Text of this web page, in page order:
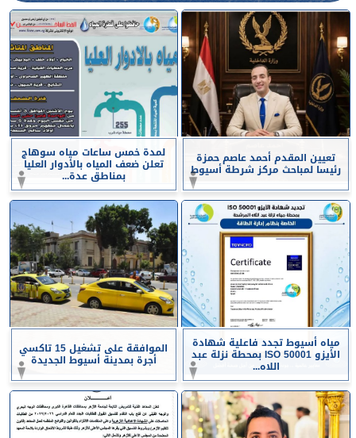
تعيين المقدم أحمد عاصم حمزة
رئيسا لمباحث مركز شرطة أسيوط
لمدة خمس ساعات مياه سوهاج
تعلن ضعف المياه بالأدوار العليا
بمناطق عدة...
مياه أسيوط تجدد فاعلية شهادة
الأيزو ISO 50001 بمحطة نزلة عبد
اللاه...
الموافقة على تشغيل 15 تاكسي
أجرة بمدينة أسيوط الجديدة